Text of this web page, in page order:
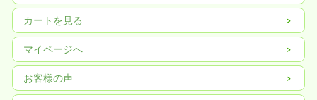
カートを見る
マイページへ
お客様の声